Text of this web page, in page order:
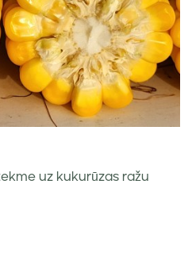
uz kukurūzas ražu